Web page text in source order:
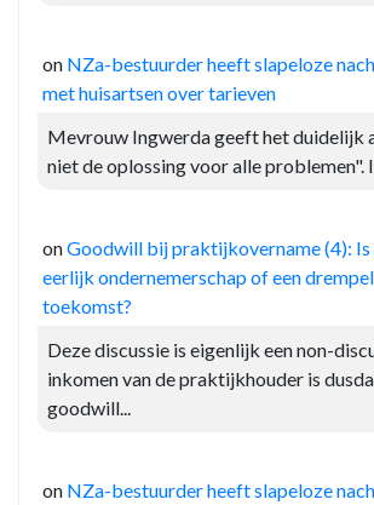
on NZa-bestuurder heeft slapeloze
met huisartsen over tarieven
Mevrouw Ingwerda geeft het duidelijk
niet de oplossing voor alle problemen".
onGoodwill bij praktijkovername (4):
eerlijk ondernemerschap of een
toekomst?
Deze discussie is eigenlijk een non-
inkomen van de praktijkhouder is
goodwill...
on NZa-bestuurder heeft slapeloze